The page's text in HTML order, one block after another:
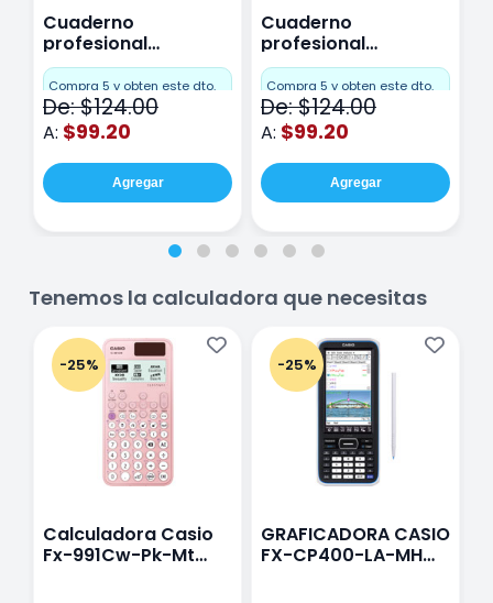
Cuaderno
profesional
Miquelrius Emotions
Cuadro Chico 80
hojas Rosa
Compra 5 y obten este dto.
De: $124.00
A: $99.20
Agregar
Cuaderno
profesional
Miquelrius Emotions
raya 80 hojas
Purpura
Compra 5 y obten este dto.
De: $124.00
A: $99.20
Agregar
Tenemos la calculadora que necesitas
-25%
Calculadora Casio
Fx-991Cw-Pk-Mt
-25%
GRAFICADORA CASIO
FX-CP400-LA-MH